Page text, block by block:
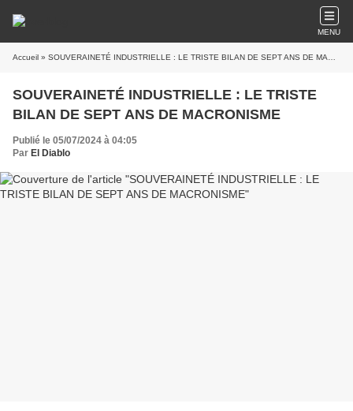
MENU
Accueil » SOUVERAINETÉ INDUSTRIELLE : LE TRISTE BILAN DE SEPT ANS DE MACRONISME
SOUVERAINETÉ INDUSTRIELLE : LE TRISTE
BILAN DE SEPT ANS DE MACRONISME
Publié le 05/07/2024 à 04:05
Par El Diablo